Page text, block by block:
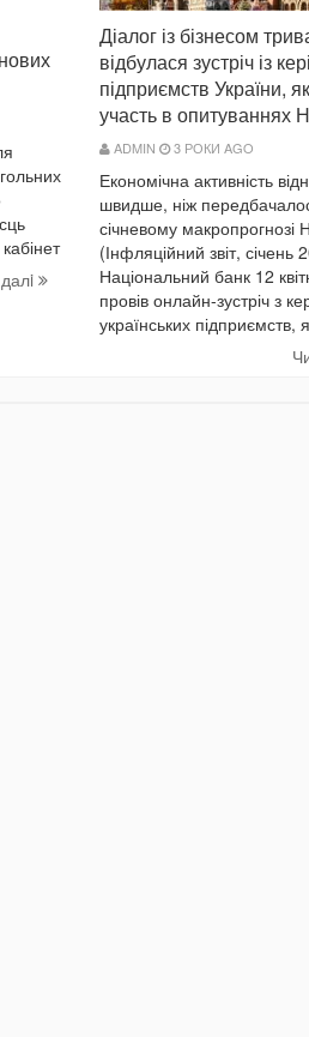
Діалог із бізнесом
відбулася зустріч із
підприємств України,
участь в опитуваннях
ADMIN 3 РОКИ AGO
Економічна активність
швидше, ніж
січневому макропрогнозі
(Інфляційний звіт, січень
Національний банк 12
провів онлайн-зустріч з
українських підприємств,